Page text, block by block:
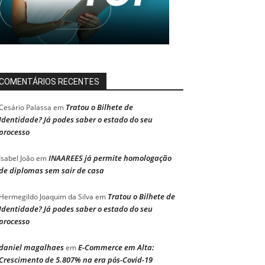
RECENTES
Palassa em Tratou o Bilhete de
Já podes saber o estado do seu
JoãoemINAAREES já permite homologação
diplomas sem sair de casa
Joaquim da Silva em Tratou o Bilhete de
Já podes saber o estado do seu
magalhaesemE-Commerce em Alta:
de 5.807% na era pós-Covid-19